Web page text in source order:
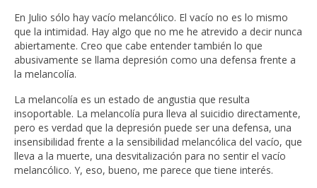
En Julio sólo hay vacío melancólico. El vacío no es lo mismo
que la intimidad. Hay algo que no me he atrevido a decir nunca
abiertamente. Creo que cabe entender también lo que
abusivamente se llama depresión como una defensa frente a
la melancolía.
La melancolía es un estado de angustia que resulta
insoportable. La melancolía pura lleva al suicidio directamente,
pero es verdad que la depresión puede ser una defensa, una
insensibilidad frente a la sensibilidad melancólica del vacío, que
lleva a la muerte, una desvitalización para no sentir el vacío
melancólico. Y, eso, bueno, me parece que tiene interés.